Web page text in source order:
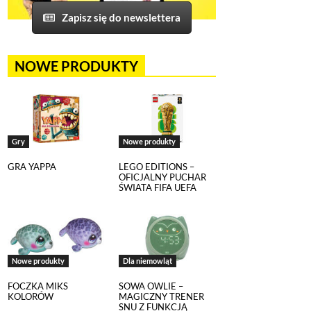
Zapisz się do newslettera
NOWE PRODUKTY
Gry
GRA YAPPA
Nowe produkty
LEGO EDITIONS –
OFICJALNY PUCHAR
ŚWIATA FIFA UEFA
Nowe produkty
FOCZKA MIKS
KOLORÓW
Dla niemowląt
SOWA OWLIE –
MAGICZNY TRENER
SNU Z FUNKCJĄ
śledzących.
funkcji strony
szczegółowo